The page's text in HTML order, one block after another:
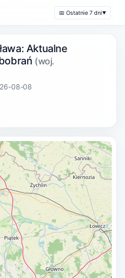
📅 Ostatnie 7 dni▼
Aktualne
(woj.
08-08